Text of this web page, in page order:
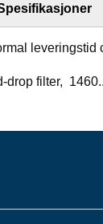
leveringstid
drop filter,